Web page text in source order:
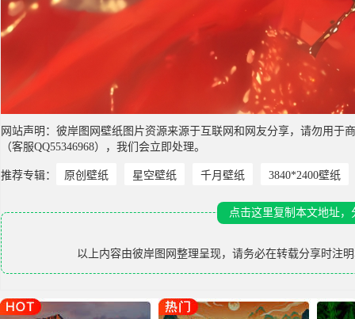
网站声明：彼岸图网壁纸图片资源来源于互联网和网友分享，请勿用
（客服QQ55346968），我们会立即处理。
推荐专辑： 原创壁纸 星空壁纸 千月壁纸 3840*2400壁纸
点击这里复制本文地址
以上内容由彼岸图网 整理呈现，请务必在转载分享时注